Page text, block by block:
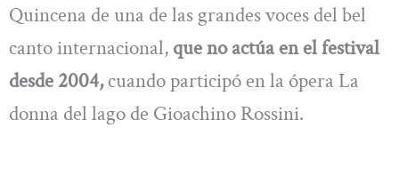
Quincena de una de las grandes voces del bel
canto internacional, que no actúa en el festival
desde 2004,cuando participó en la ópera La
donna del lago de Gioachino Rossini.